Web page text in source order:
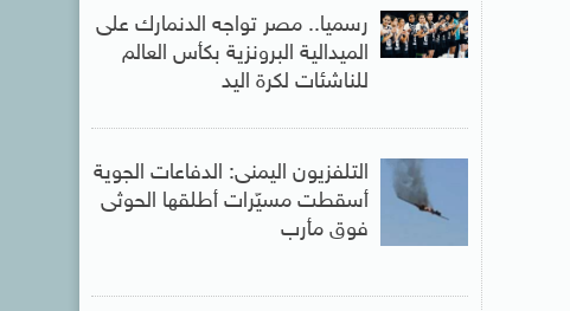
رسميا.. مصر تواجه الدنمارك على
الميدالية البرونزية بكأس العالم
للناشئات لكرة اليد
التلفزيون اليمنى: الدفاعات الجوية
أسقطت مسيّرات أطلقها الحوثى
فوق مأرب